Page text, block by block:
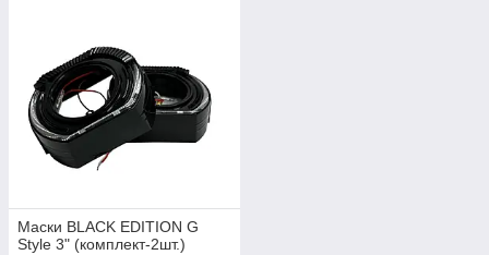
Маски BLACK EDITION G
Style 3" (комплект-2шт.)